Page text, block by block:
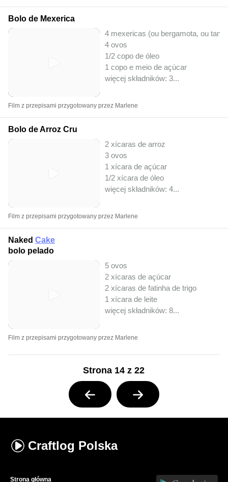
Bolo de Mexerica
4 mexericas (ou bergamota, ou
4 ovos
1/2 copo de óleo
1 copo e meio de açúcar
więcej składników: 3...
Film z przepisami przygotowany przez Marlene
Bolo de Arroz Cru
2 xícaras de arroz
3 ovos
1 xícara de açúcar
1/2 xícara de óleo
więcej składników: 4...
Film z przepisami przygotowany przez Marlene
Naked Cake
bolo pelado
5 ovos
2 xícaras de açúcar
2 xícaras de fatinha de trigo
1 xícara de leite
więcej składników: 8...
Film z przepisami przygotowany przez Marlene
Strona 14 z 22
Craftlog Polska
Strona główna